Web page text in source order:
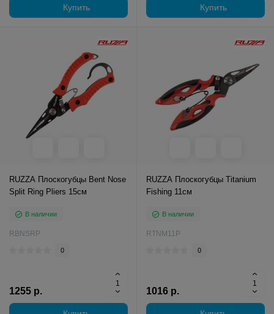
Купить Купить
RUZZA Плоскогубцы Bent Nose
Split Ring Pliers 15см
В наличии
RBNSRP
0
1255 р.
RUZZA Плоскогубцы Titanium
Fishing 11см
В наличии
RTNM11P
0
1016 р.